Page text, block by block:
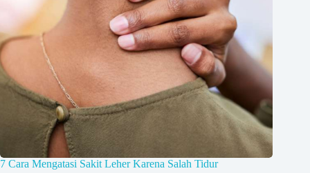
7 Cara Mengatasi Sakit Leher Karena Salah Tidur